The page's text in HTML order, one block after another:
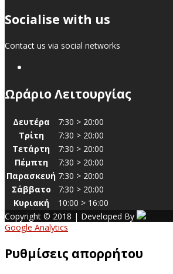
Socialise with us
Contact us via social networks
Ωράριο Λειτουργίας
Δευτέρα
7:30 > 20:00
Τρίτη
7:30 > 20:00
Τετάρτη
7:30 > 20:00
Πέμπτη
7:30 > 20:00
Παρασκευή 7:30 > 20:00
Σάββατο
7:30 > 20:00
Κυριακή
10:00 > 16:00
Copyright © 2018 | Developed By
Google Analytics
Ρυθμίσεις απορρήτου